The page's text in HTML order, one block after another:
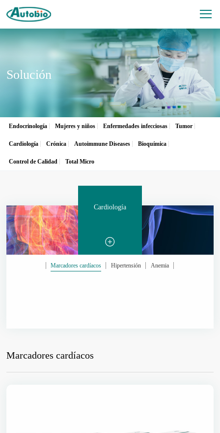
Solución
Endocrinología Mujeres y niños Enfermedades infecciosas Tumor
Cardiología Crónica Autoimmune Diseases Bioquímica
Control de Calidad Total Micro
Cardiología
Marcadores cardíacos Hipertensión Anemia
Marcadores cardíacos